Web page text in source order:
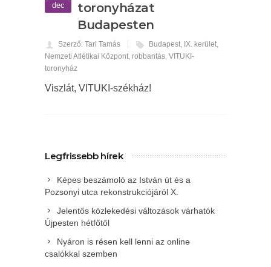
dec
toronyházat
Budapesten
Szerző: Tari Tamás Budapest, IX. kerület,
Nemzeti Atlétikai Központ, robbantás, VITUKI-
toronyház
Viszlát, VITUKI-székház!
Legfrissebb hírek
Képes beszámoló az István út és a
Pozsonyi utca rekonstrukciójáról X.
Jelentős közlekedési változások várhatók
Újpesten hétfőtől
Nyáron is résen kell lenni az online
csalókkal szemben